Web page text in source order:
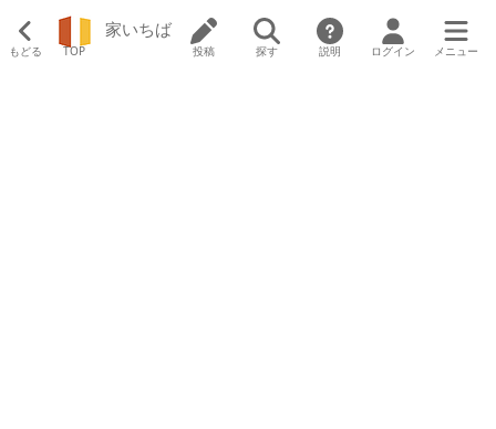
もどる TOP
家いちば
投稿 探す 説明 ログイン メニュー